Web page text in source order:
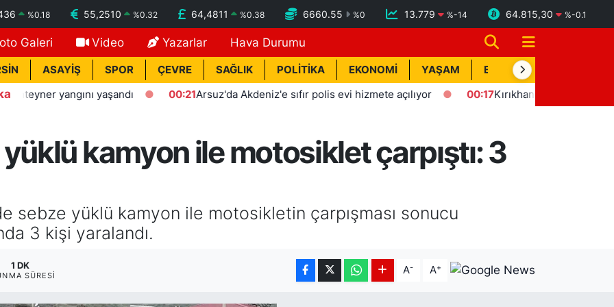
%0.18 55,2510 %0.32 64,4811 %0.38 6660.55 %0 13.779 %-14 64.815,30 %-0.1
Galeri Video Yazarlar Hava Durumu
ASAYİŞ SPOR ÇEVRE SAĞLIK POLİTİKA EKONOMİ YAŞAM BİK İLAN
yangını yaşandı 00:21 Arsuz'da Akdeniz'e sıfır polis evi hizmete açılıyor 00:17 Kırıkhan'da trafik kazası: 1
kamyon ile motosiklet çarpıştı: 3
sebze yüklü kamyon ile motosikletin çarpışması sonucu
3 kişi yaralandı.
1 DK
SÜRESI A- A+